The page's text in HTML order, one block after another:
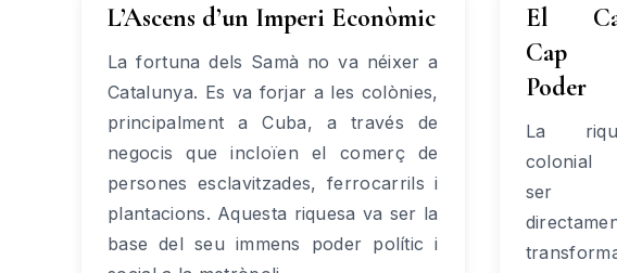
L’Ascens d’un Imperi Econòmic
La fortuna dels Samà no va néixer a
Catalunya. Es va forjar a les colònies,
principalment a Cuba, a través de
negocis que incloïen el comerç de
persones esclavitzades, ferrocarrils i
plantacions. Aquesta riquesa va ser la
base del seu immens poder polític i
El
Cap
Poder
La
colonial
ser